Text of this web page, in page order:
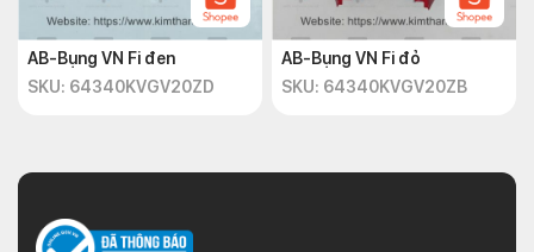
AB-Bụng VN Fi đen
SKU: 64340KVGV20ZD
AB-Bụng VN Fi đỏ
SKU: 64340KVGV20ZB